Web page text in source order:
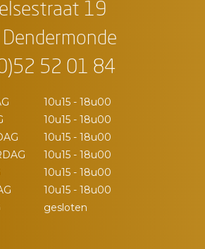
19
52 01 84
10u15 - 18u00
10u15 - 18u00
10u15 - 18u00
10u15 - 18u00
10u15 - 18u00
10u15 - 18u00
gesloten